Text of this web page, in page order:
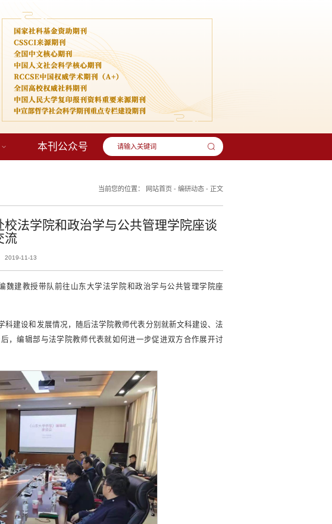
本刊公众号
当前您的位置： 网站首页 -编研动态 - 正文
法学院和政治学与公共管理学院座谈
流
2019-11-13
魏建教授带队前往山东大学法学院和政治学与公共管理学院座
建设和发展情况，随后法学院教师代表分别就新文科建设、法
，编辑部与法学院教师代表就如何进一步促进双方合作展开讨